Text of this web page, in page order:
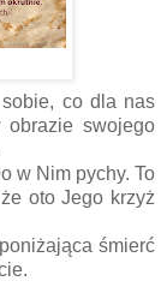
co dla nas
obrazie swojego
w Nim pychy. To
oto Jego krzyż
śmierć